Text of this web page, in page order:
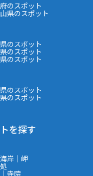
のスポット
県のスポット
のスポット
のスポット
のスポット
のスポット
のスポット
を探す
岸｜岬
寺院